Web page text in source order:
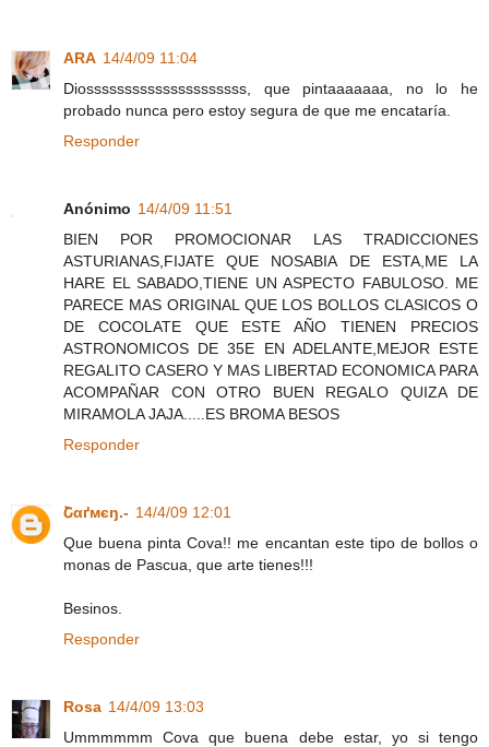
ARA 14/4/09 11:04
Diosssssssssssssssssssss, que pintaaaaaaa, no lo he
probado nunca pero estoy segura de que me encataría.
Responder
Anónimo 14/4/09 11:51
BIEN POR PROMOCIONAR LAS TRADICCIONES
ASTURIANAS,FIJATE QUE NOSABIA DE ESTA,ME LA
HARE EL SABADO,TIENE UN ASPECTO FABULOSO. ME
PARECE MAS ORIGINAL QUE LOS BOLLOS CLASICOS O
DE COCOLATE QUE ESTE AÑO TIENEN PRECIOS
ASTRONOMICOS DE 35E EN ADELANTE,MEJOR ESTE
REGALITO CASERO Y MAS LIBERTAD ECONOMICA PARA
ACOMPAÑAR CON OTRO BUEN REGALO QUIZA DE
MIRAMOLA JAJA.....ES BROMA BESOS
Responder
Շαґмєŋ.- 14/4/09 12:01
Que buena pinta Cova!! me encantan este tipo de bollos o
monas de Pascua, que arte tienes!!!
Besinos.
Responder
Rosa 14/4/09 13:03
Ummmmmm Cova que buena debe estar, yo si tengo